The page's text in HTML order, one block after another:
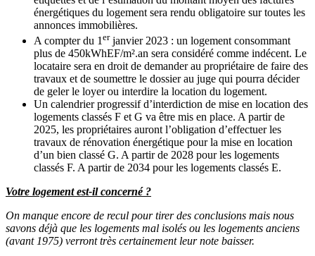
énergétiques du logement sera rendu obligatoire sur toutes les
annonces immobilières.
A compter du 1 erjanvier 2023 : un logement consommant
plus de 450kWhEF/m².an sera considéré comme indécent. Le
locataire sera en droit de demander au propriétaire de faire des
travaux et de soumettre le dossier au juge qui pourra décider
de geler le loyer ou interdire la location du logement.
Un calendrier progressif d’interdiction de mise en location des
logements classés F et G va être mis en place. A partir de
2025, les propriétaires auront l’obligation d’effectuer les
travaux de rénovation énergétique pour la mise en location
d’un bien classé G. A partir de 2028 pour les logements
classés F. A partir de 2034 pour les logements classés E.
Votre logement est-il concerné ?
On manque encore de recul pour tirer des conclusions mais nous
savons déjà que les logements mal isolés ou les logements anciens
(avant 1975) verront très certainement leur note baisser.